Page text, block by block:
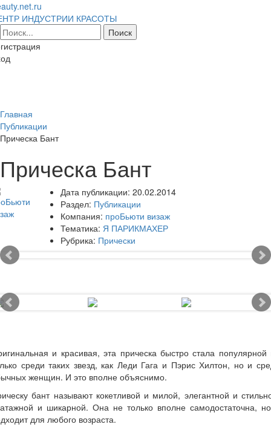
ИНДУСТРИИ КРАСОТЫ
Главная
Публикации
Прическа Бант
Прическа Бант
Дата публикации: 20.02.2014
Раздел: Публикации
Компания: проБьюти визаж
Тематика: Я ПАРИКМАХЕР
Рубрика: Прически
и красивая, эта прическа быстро стала популярной
среди таких звезд, как Леди Гага и Пэрис Хилтон, но и
женщин. И это вполне объяснимо.
бант называют кокетливой и милой, элегантной и
и шикарной. Она не только вполне самодостаточна,
для любого возраста.